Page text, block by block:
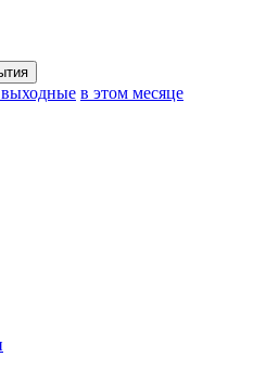
в этом месяце